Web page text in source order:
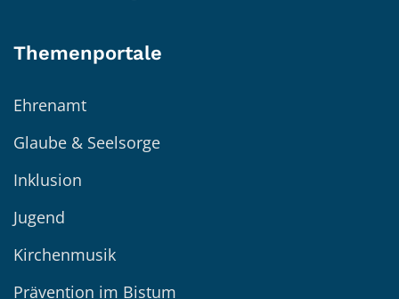
Themenportale
Ehrenamt
Glaube & Seelsorge
Inklusion
Jugend
Kirchenmusik
Prävention im Bistum